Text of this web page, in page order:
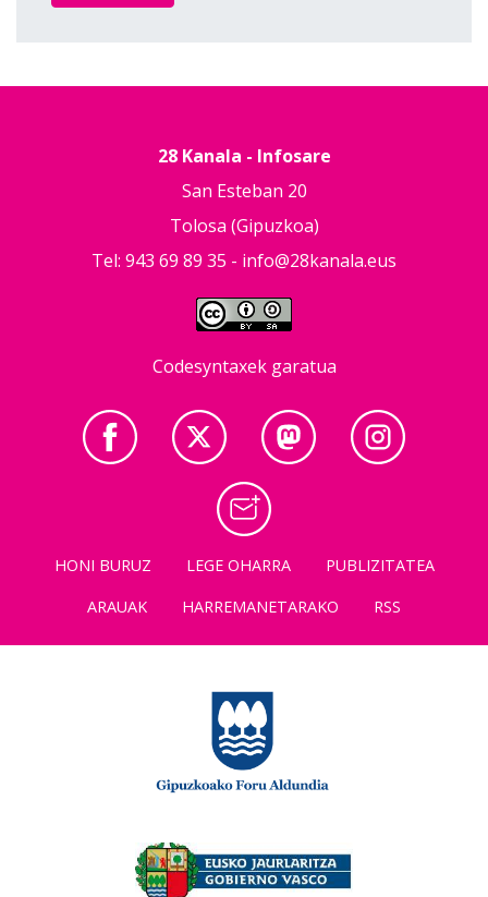
28 Kanala - Infosare
San Esteban 20
Tolosa (Gipuzkoa)
Tel: 943 69 89 35 - info@28kanala.eus
Codesyntaxek garatua
HONI BURUZ LEGE OHARRA
PUBLIZITATEA
ARAUAK
HARREMANETARAKO RSS